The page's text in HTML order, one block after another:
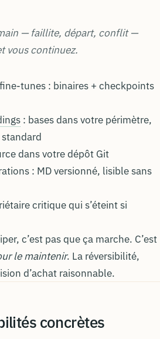
— faillite, départ, conflit —
vous continuez.
tunes : binaires + checkpoints
: bases dans votre périmètre,
standard
dans votre dépôt Git
: MD versionné, lisible sans
critique qui s’éteint si
c’est pas que ça marche. C’est
le maintenir. La réversibilité,
d’achat raisonnable.
concrètes